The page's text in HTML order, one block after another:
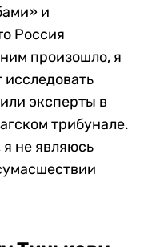
и
Россия
произошло, я
исследовать
эксперты в
трибунале.
я не являюсь